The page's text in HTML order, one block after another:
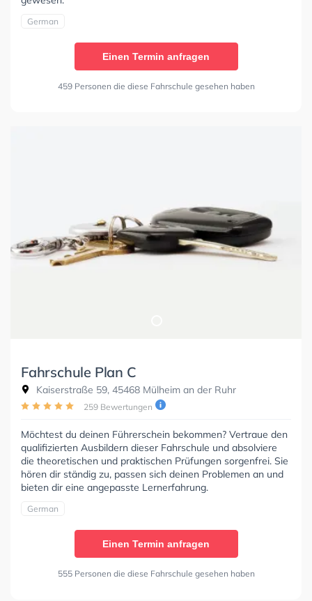
German
Einen Termin anfragen
459 Personen die diese Fahrschule gesehen haben
Fahrschule Plan C
Kaiserstraße 59, 45468 Mülheim an der Ruhr
259 Bewertungen
Möchtest du deinen Führerschein bekommen? Vertraue den
qualifizierten Ausbildern dieser Fahrschule und absolviere
die theoretischen und praktischen Prüfungen sorgenfrei. Sie
hören dir ständig zu, passen sich deinen Problemen an und
bieten dir eine angepasste Lernerfahrung.
German
Einen Termin anfragen
555 Personen die diese Fahrschule gesehen haben